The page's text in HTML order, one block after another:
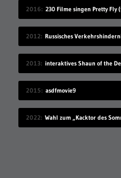
WERBUNG
Um Werbung im Blog
„Langweiler:in“bei